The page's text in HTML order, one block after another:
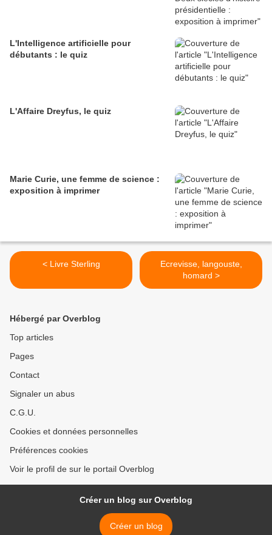
L'Intelligence artificielle pour
débutants : le quiz
L'Affaire Dreyfus, le quiz
Marie Curie, une femme de science :
exposition à imprimer
< Livre Sterling
Ecrevisse, langouste,
homard >
Hébergé par Overblog
Top articles
Pages
Contact
Signaler un abus
C.G.U.
Cookies et données personnelles
Préférences cookies
Voir le profil de sur le portail Overblog
Créer un blog sur Overblog
Créer un blog